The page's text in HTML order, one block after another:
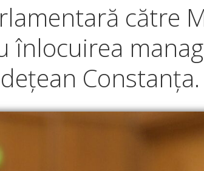
către
înlocuirea
Constanța.